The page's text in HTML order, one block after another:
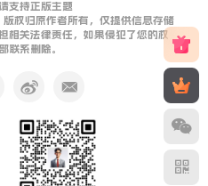
支持正版主题
权归原作者所有，仅提供信息存储
相关法律责任，如果侵犯了您的权
联系删除。